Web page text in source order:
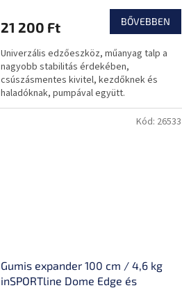
21 200 Ft BŐVEBBEN
Univerzális edzőeszköz, műanyag talp a
nagyobb stabilitás érdekében,
csúszásmentes kivitel, kezdőknek és
haladóknak, pumpával együtt.
Gumis expander 100 cm / 4,6 kg
inSPORTline Dome Edge és
Kód: 26533